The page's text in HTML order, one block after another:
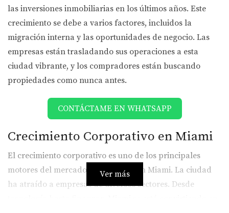
las inversiones inmobiliarias en los últimos años. Este
crecimiento se debe a varios factores, incluidos la
migración interna y las oportunidades de negocio. Las
empresas están trasladando sus operaciones a esta
ciudad vibrante, y los compradores están buscando
propiedades como nunca antes.
CONTÁCTAME EN WHATSAPP
Crecimiento Corporativo en Miami
El crecimiento corporativo es uno de los principales
motores del mercado inmobiliario en Miami. La ciudad
ha atraído a empresas de diversos sectores. Desde
Ver más